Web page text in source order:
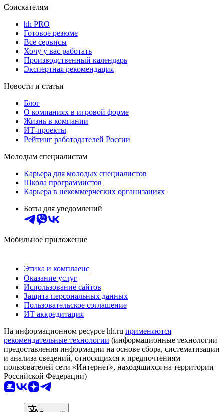
Соискателям
hh PRO
Готовое резюме
Все сервисы
Хочу у вас работать
Производственный календарь
Экспертная рекомендация
Новости и статьи
Блог
О компаниях в игровой форме
Жизнь в компании
ИТ-проекты
Рейтинг работодателей России
Молодым специалистам
Карьера для молодых специалистов
Школа программистов
Карьера в некоммерческих организациях
Боты для уведомлений
Мобильное приложение
Этика и комплаенс
Оказание услуг
Использование сайтов
Защита персональных данных
Пользовательское соглашение
ИТ аккредитация
На информационном ресурсе hh.ru применяются
рекомендательные технологии (информационные технологии
предоставления информации на основе сбора, систематизации
и анализа сведений, относящихся к предпочтениям
пользователей сети «Интернет», находящихся на территории
Российской Федерации)